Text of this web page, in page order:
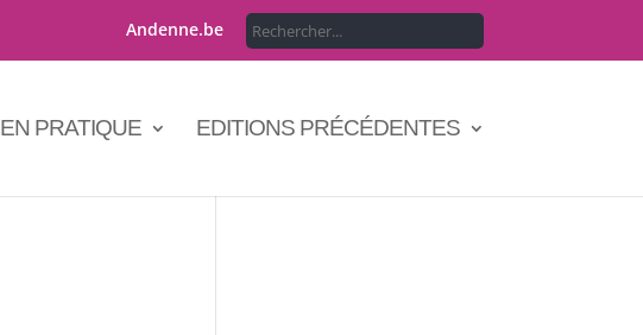
Andenne.be
EN PRATIQUE EDITIONS PRÉCÉDENTES